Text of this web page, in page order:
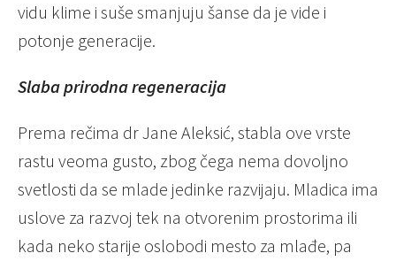
vidu klime i suše smanjuju šanse da je vide i
potonje generacije.
Slaba prirodna regeneracija
Prema rečima dr Jane Aleksić, stabla ove vrste
rastu veoma gusto, zbog čega nema dovoljno
svetlosti da se mlade jedinke razvijaju. Mladica ima
uslove za razvoj tek na otvorenim prostorima ili
kada neko starije oslobodi mesto za mlađe, pa